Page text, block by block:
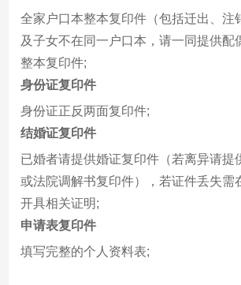
全家户口本整本复印件（包括迁出、注
及子女不在同一户口本，请一同提供配
整本复印件;
身份证复印件
身份证正反两面复印件;
结婚证复印件
已婚者请提供婚证复印件（若离异请提
或法院调解书复印件），若证件丢失需
开具相关证明;
申请表复印件
填写完整的个人资料表;